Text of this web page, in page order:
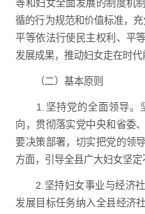
等和妇女全面发展的制度机
循的行为规范和价值标准，
平等依法行使民主权利、平
发展成果，推动妇女走在时代
（二）基本原则
1.坚持党的全面领导。
向，贯彻落实党中央和省委
要决策部署，切实把党的领
方面，引导全县广大妇女坚定
2.坚持妇女事业与经济社
发展目标任务纳入全县经济